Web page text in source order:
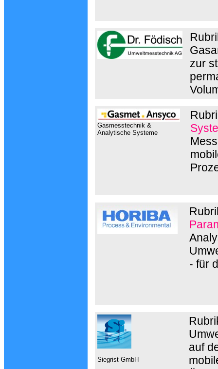
zur
Gasmesstechnik &
Analytische Systeme
- für
Siegrist GmbH
auf